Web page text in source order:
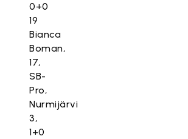
0+0
19
Bianca
Boman,
17,
SB-
Pro,
Nurmijärvi
3,
1+0